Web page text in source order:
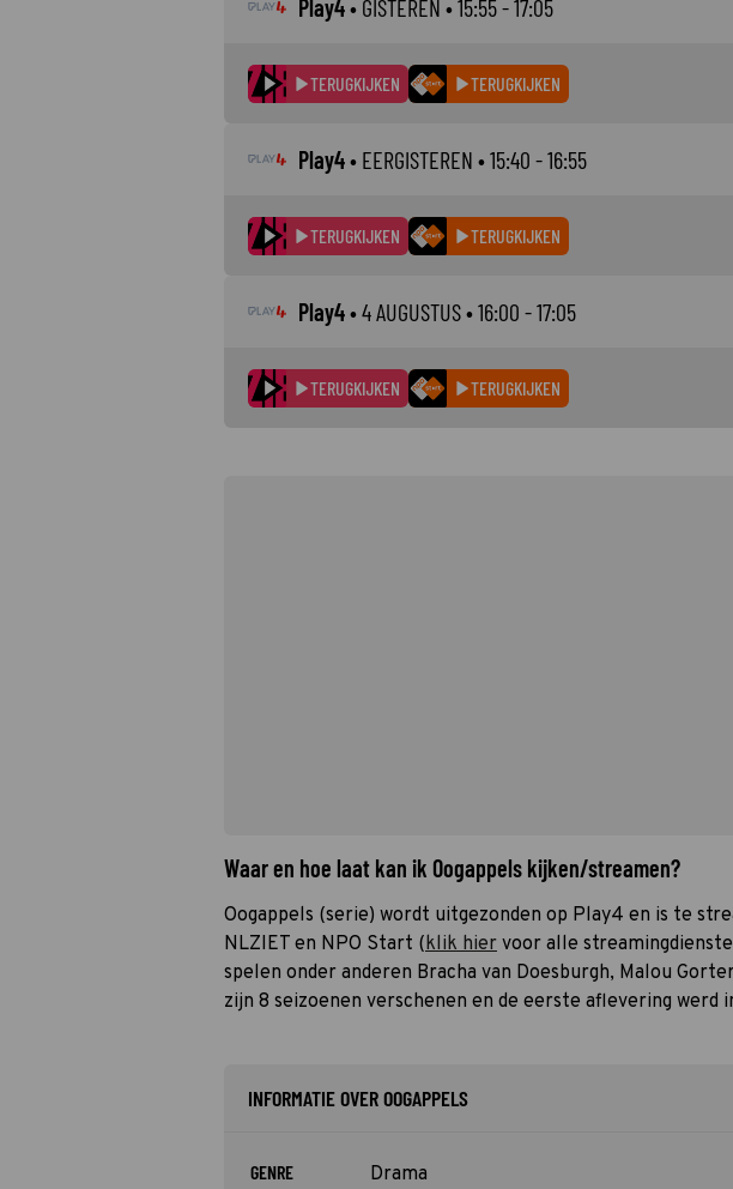
Play4• GISTEREN • 15:55 - 17:05
TERUGKIJKEN TERUGKIJKEN
Play4• EERGISTEREN • 15:40 - 16:55
TERUGKIJKEN TERUGKIJKEN
Play4•4 AUGUSTUS• 16:00 - 17:05
TERUGKIJKEN TERUGKIJKEN
Waar en hoe laat kan ik Oogappels kijken/streamen?
Oogappels (serie) wordt uitgezonden op Play4 en is te
NLZIET en NPO Start (klik hier voor alle
spelen onder anderen Bracha van Doesburgh, Malou
zijn 8 seizoenen verschenen en de eerste aflevering werd
INFORMATIE OVER OOGAPPELS
GENRE Drama